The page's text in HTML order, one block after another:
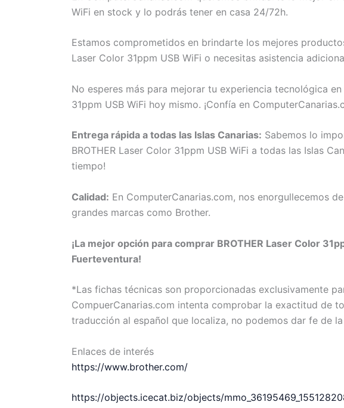
WiFi en stock y lo podrás tener en casa 24/72h.
Estamos comprometidos en brindarte los mejores
Laser Color 31ppm USB WiFi o necesitas asistencia
No esperes más para mejorar tu experiencia tecnológica
31ppm USB WiFi hoy mismo. ¡Confía en
Entrega rápida a todas las Islas Canarias: Sabemos lo
BROTHER Laser Color 31ppm USB WiFi a todas las Islas
tiempo!
Calidad: En ComputerCanarias.com, nos enorgullecemos
grandes marcas como Brother.
¡La mejor opción para comprar BROTHER Laser Color
Fuerteventura!
*Las fichas técnicas son proporcionadas exclusivamente
CompuerCanarias.com intenta comprobar la exactitud de
traducción al español que localiza, no podemos dar fe de
Enlaces de interés
https://www.brother.com/
https://objects.icecat.biz/objects/